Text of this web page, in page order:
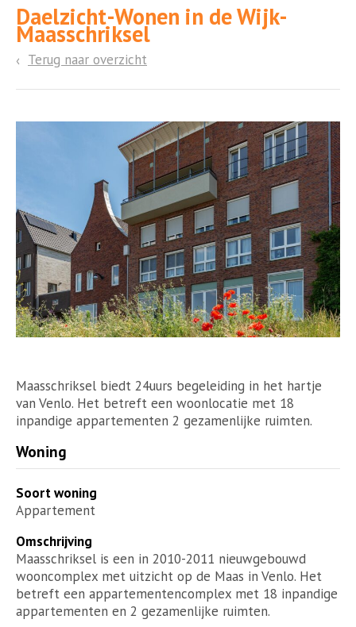
(opent
in
een
nieuwe
(opent
in
een
nieuwe
(opent
in
een
nieuwe
mail
(opent
pagina)
Daelzicht-Wonen in de Wijk-
Maasschriksel
Terug naar overzicht
Maasschriksel biedt 24uurs begeleiding in het hartje
van Venlo. Het betreft een woonlocatie met 18
inpandige appartementen 2 gezamenlijke ruimten.
Woning
Soort woning
Appartement
Omschrijving
Maasschriksel is een in 2010-2011 nieuwgebouwd
wooncomplex met uitzicht op de Maas in Venlo. Het
betreft een appartementencomplex met 18 inpandige
appartementen en 2 gezamenlijke ruimten.